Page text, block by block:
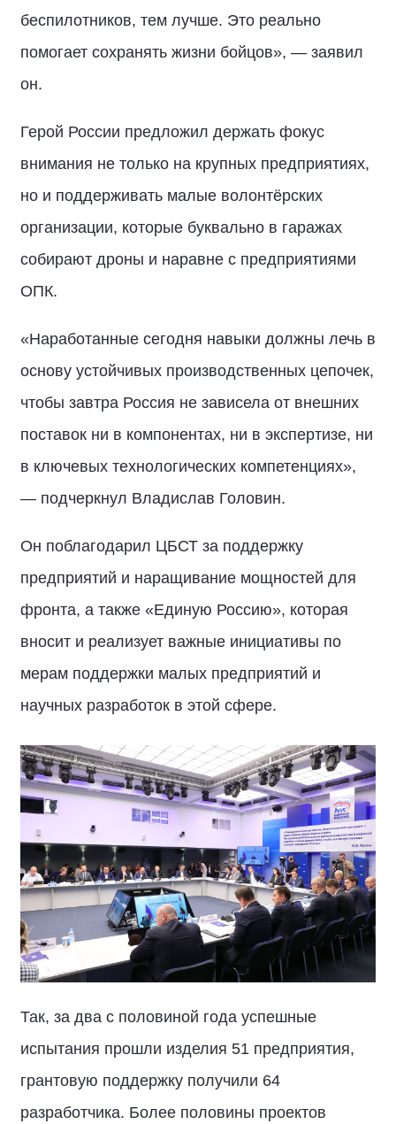
беспилотников, тем лучше. Это реально
помогает сохранять жизни бойцов», — заявил
он.
Герой России предложил держать фокус
внимания не только на крупных предприятиях,
но и поддерживать малые волонтёрских
организации, которые буквально в гаражах
собирают дроны и наравне с предприятиями
ОПК.
«Наработанные сегодня навыки должны лечь в
основу устойчивых производственных цепочек,
чтобы завтра Россия не зависела от внешних
поставок ни в компонентах, ни в экспертизе, ни
в ключевых технологических компетенциях»,
— подчеркнул Владислав Головин.
Он поблагодарил ЦБСТ за поддержку
предприятий и наращивание мощностей для
фронта, а также «Единую Россию», которая
вносит и реализует важные инициативы по
мерам поддержки малых предприятий и
научных разработок в этой сфере.
Так, за два с половиной года успешные
испытания прошли изделия 51 предприятия,
грантовую поддержку получили 64
разработчика. Более половины проектов